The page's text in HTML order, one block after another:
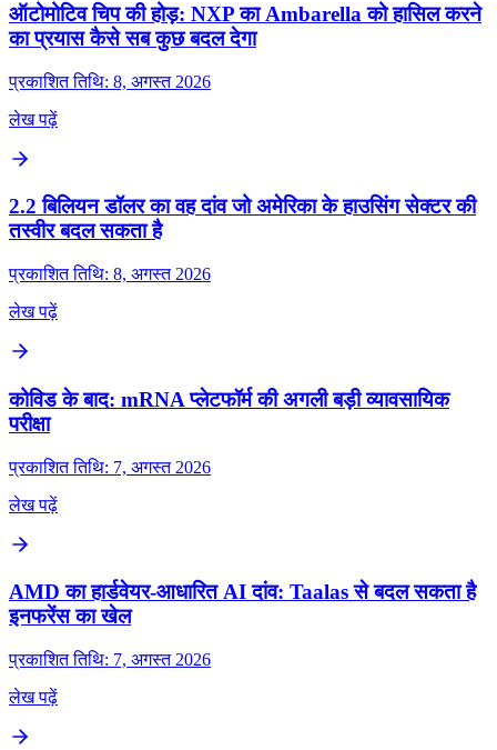
ऑटोमोटिव चिप की होड़: NXP का Ambarella को हासिल करने
का प्रयास कैसे सब कुछ बदल देगा
प्रकाशित तिथि: 8, अगस्त 2026
लेख पढ़ें
2.2 बिलियन डॉलर का वह दांव जो अमेरिका के हाउसिंग सेक्टर की
तस्वीर बदल सकता है
प्रकाशित तिथि: 8, अगस्त 2026
लेख पढ़ें
कोविड के बाद: mRNA प्लेटफॉर्म की अगली बड़ी व्यावसायिक
परीक्षा
प्रकाशित तिथि: 7, अगस्त 2026
लेख पढ़ें
AMD का हार्डवेयर-आधारित AI दांव: Taalas से बदल सकता है
इनफरेंस का खेल
प्रकाशित तिथि: 7, अगस्त 2026
लेख पढ़ें